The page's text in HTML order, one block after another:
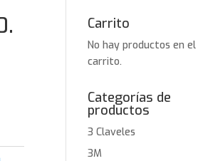
Carrito
No hay productos en el
carrito.
Categorías de
productos
3 Claveles
3M